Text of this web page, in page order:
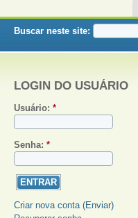
Buscar neste site:
LOGIN DO USUÁRIO
Usuário: *
Senha: *
Criar nova conta (Enviar)